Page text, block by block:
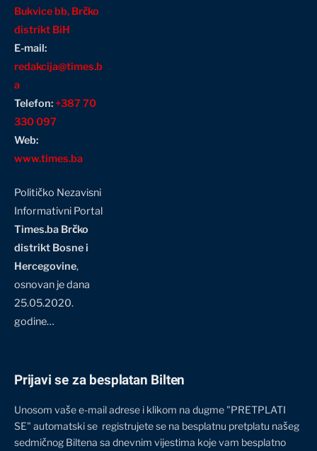
Bukvice bb, Brčko
distrikt BiH
E-mail:
redakcija@times.b
a
Telefon:+387 70
330 097
Web:
www.times.ba
Političko Nezavisni
Informativni Portal
Times.ba Brčko
distrikt Bosne i
Hercegovine,
osnovan je dana
25.05.2020.
godine…
Prijavi se za besplatan Bilten
Unosom vaše e-mail adrese i klikom na dugme "PRETPLATI
SE" automatski se registrujete se na besplatnu pretplatu našeg
sedmičnog Biltena sa dnevnim vijestima koje vam besplatno